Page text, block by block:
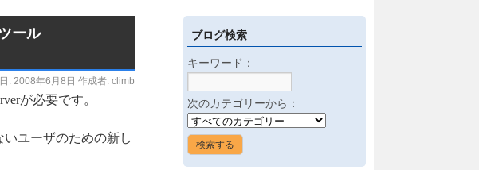
ール
: 2008年6月8日 作成者: climb
が必要です。
いユーザのための新し
ブログ検索
キーワード：
次のカテゴリーから：